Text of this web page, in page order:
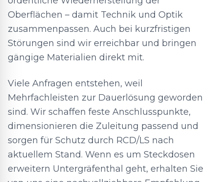
Oberflächen – damit Technik und Optik
zusammenpassen. Auch bei kurzfristigen
Störungen sind wir erreichbar und bringen
gängige Materialien direkt mit.
Viele Anfragen entstehen, weil
Mehrfachleisten zur Dauerlösung geworden
sind. Wir schaffen feste Anschlusspunkte,
dimensionieren die Zuleitung passend und
sorgen für Schutz durch RCD/LS nach
aktuellem Stand. Wenn es um Steckdosen
erweitern Untergräfenthal geht, erhalten Sie